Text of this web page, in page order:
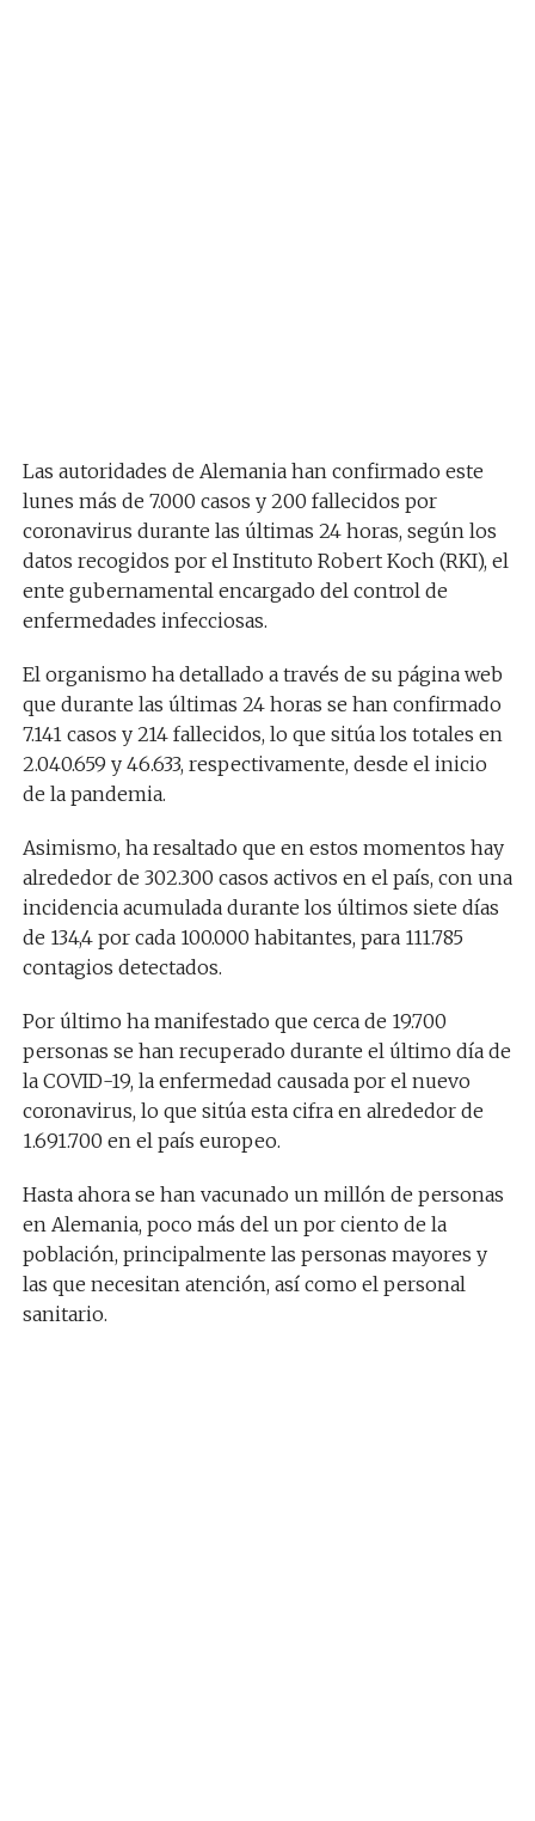
Las autoridades de Alemania han confirmado este
lunes más de 7.000 casos y 200 fallecidos por
coronavirus durante las últimas 24 horas, según los
datos recogidos por el Instituto Robert Koch (RKI), el
ente gubernamental encargado del control de
enfermedades infecciosas.
El organismo ha detallado a través de su página web
que durante las últimas 24 horas se han confirmado
7.141 casos y 214 fallecidos, lo que sitúa los totales en
2.040.659 y 46.633, respectivamente, desde el inicio
de la pandemia.
Asimismo, ha resaltado que en estos momentos hay
alrededor de 302.300 casos activos en el país, con una
incidencia acumulada durante los últimos siete días
de 134,4 por cada 100.000 habitantes, para 111.785
contagios detectados.
Por último ha manifestado que cerca de 19.700
personas se han recuperado durante el último día de
la COVID-19, la enfermedad causada por el nuevo
coronavirus, lo que sitúa esta cifra en alrededor de
1.691.700 en el país europeo.
Hasta ahora se han vacunado un millón de personas
en Alemania, poco más del un por ciento de la
población, principalmente las personas mayores y
las que necesitan atención, así como el personal
sanitario.